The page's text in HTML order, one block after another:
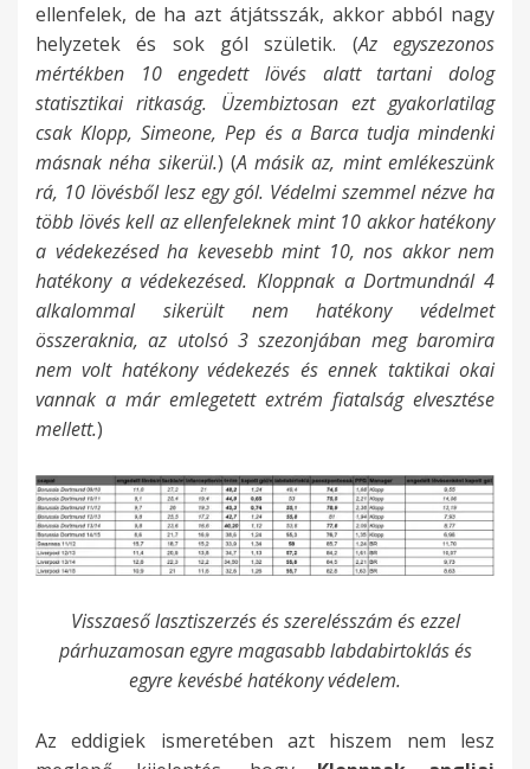
ellenfelek, de ha azt átjátsszák, akkor abból nagy
helyzetek és sok gól születik. (Az egyszezonos
mértékben 10 engedett lövés alatt tartani dolog
statisztikai ritkaság. Üzembiztosan ezt gyakorlatilag
csak Klopp, Simeone, Pep és a Barca tudja mindenki
másnak néha sikerül.) (A másik az, mint emlékeszünk
rá, 10 lövésből lesz egy gól. Védelmi szemmel nézve ha
több lövés kell az ellenfeleknek mint 10 akkor hatékony
a védekezésed ha kevesebb mint 10, nos akkor nem
hatékony a védekezésed. Kloppnak a Dortmundnál 4
alkalommal sikerült nem hatékony védelmet
összeraknia, az utolsó 3 szezonjában meg baromira
nem volt hatékony védekezés és ennek taktikai okai
vannak a már emlegetett extrém fiatalság elvesztése
mellett.)
Visszaeső lasztiszerzés és szerelésszám és ezzel
párhuzamosan egyre magasabb labdabirtoklás és
egyre kevésbé hatékony védelem.
Az eddigiek ismeretében azt hiszem nem lesz